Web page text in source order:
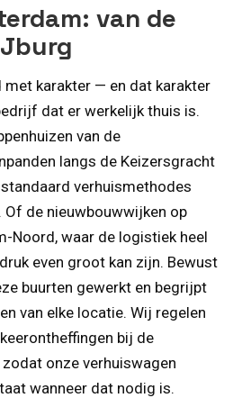
van de
karakter — en dat karakter
dat er werkelijk thuis is.
van de
langs de Keizersgracht
verhuismethodes
de nieuwbouwwijken op
Noord, waar de logistiek heel
even groot kan zijn. Bewust
buurten gewerkt en begrijpt
van elke locatie. Wij regelen
bij de
onze verhuiswagen
wanneer dat nodig is.